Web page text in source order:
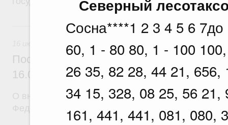
Северный
Сосна****1 2 3 4 5 6
60, 1 - 80 80, 1 - 100
26 35, 82 28, 44 21,
34 15, 328, 08 25, 56
161, 441, 441, 081, 080,
16 июля, четверг
Постановление Правительства
16.07.2026 г. № 898
О внесении изменений в постановление
Федерации от 30 июня 2021 г. № 1098